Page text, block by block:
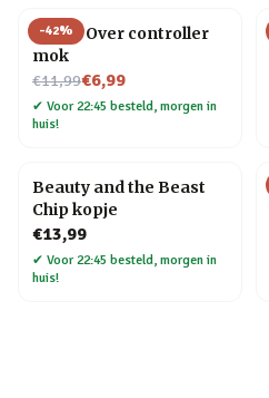
-42%
Game Over controller
mok
€11,99
Nu voor€6,99
✔ Voor 22:45 besteld, morgen in
huis!
Beauty and the Beast
Chip kopje
€13,99
✔ Voor 22:45 besteld, morgen in
huis!